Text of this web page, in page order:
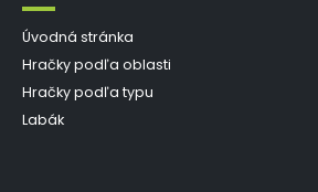
Úvodná stránka
Hračky podľa oblasti
Hračky podľa typu
Labák